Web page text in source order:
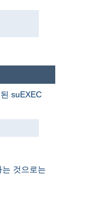
suEXEC
것으로는